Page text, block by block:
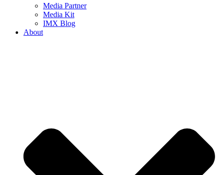
Media Partner
Media Kit
IMX Blog
About